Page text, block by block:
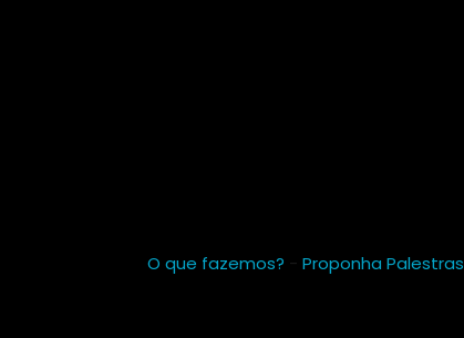
O que fazemos? - Proponha Palestras